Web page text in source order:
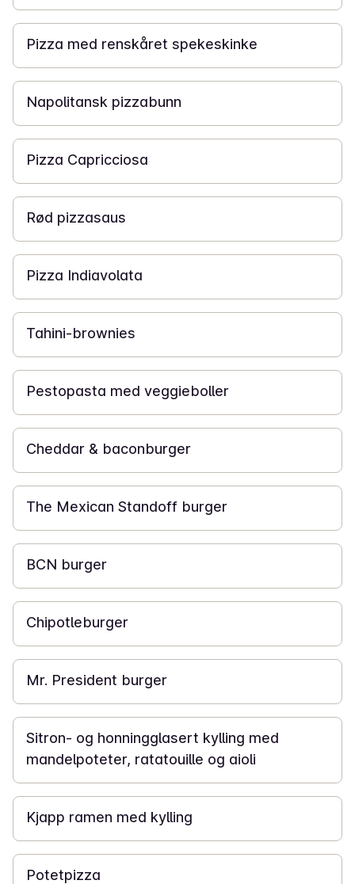
1 t
Pizza med renskåret spekeskinke
2 t
Napolitansk pizzabunn
15 min
Pizza Capricciosa
10 min
Rød pizzasaus
15 min
Pizza Indiavolata
1 t
Tahini-brownies
25 min
Pestopasta med veggieboller
30 min
Cheddar & baconburger
30 min
The Mexican Standoff burger
30 min
BCN burger
30 min
Chipotleburger
30 min
Mr. President burger
50 min
Sitron- og honningglasert kylling med
mandelpoteter, ratatouille og aioli
45 min
Kjapp ramen med kylling
15 min
Potetpizza